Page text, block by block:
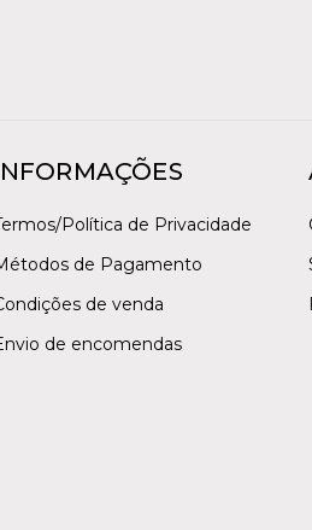
Política de Privacidade
de Pagamento
de venda
de encomendas